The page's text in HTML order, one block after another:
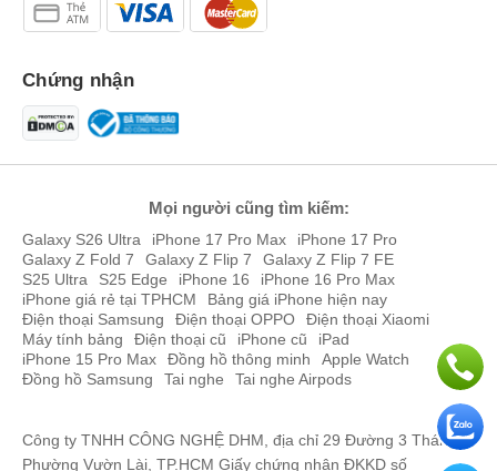
Chứng nhận
Mọi người cũng tìm kiếm:
Galaxy S26 Ultra iPhone 17 Pro Max
iPhone 17 Pro
Galaxy Z Fold 7
Galaxy Z Flip 7
Galaxy Z Flip 7 FE
S25 Ultra
S25 Edge iPhone 16
iPhone 16 Pro Max
iPhone giá rẻ tại TPHCM
Bảng giá iPhone hiện nay
Điện thoại Samsung
Điện thoại OPPO
Điện thoại Xiaomi
Máy tính bảng
Điện thoại cũ iPhone cũ
iPad
iPhone 15 Pro Max
Đồng hồ thông minh
Apple Watch
Đồng hồ Samsung
Tai nghe Tai nghe Airpods
Công ty TNHH CÔNG NGHỆ DHM, địa chỉ 29 Đường 3 Tháng 2,
Phường Vườn Lài, TP.HCM Giấy chứng nhận ĐKKD số